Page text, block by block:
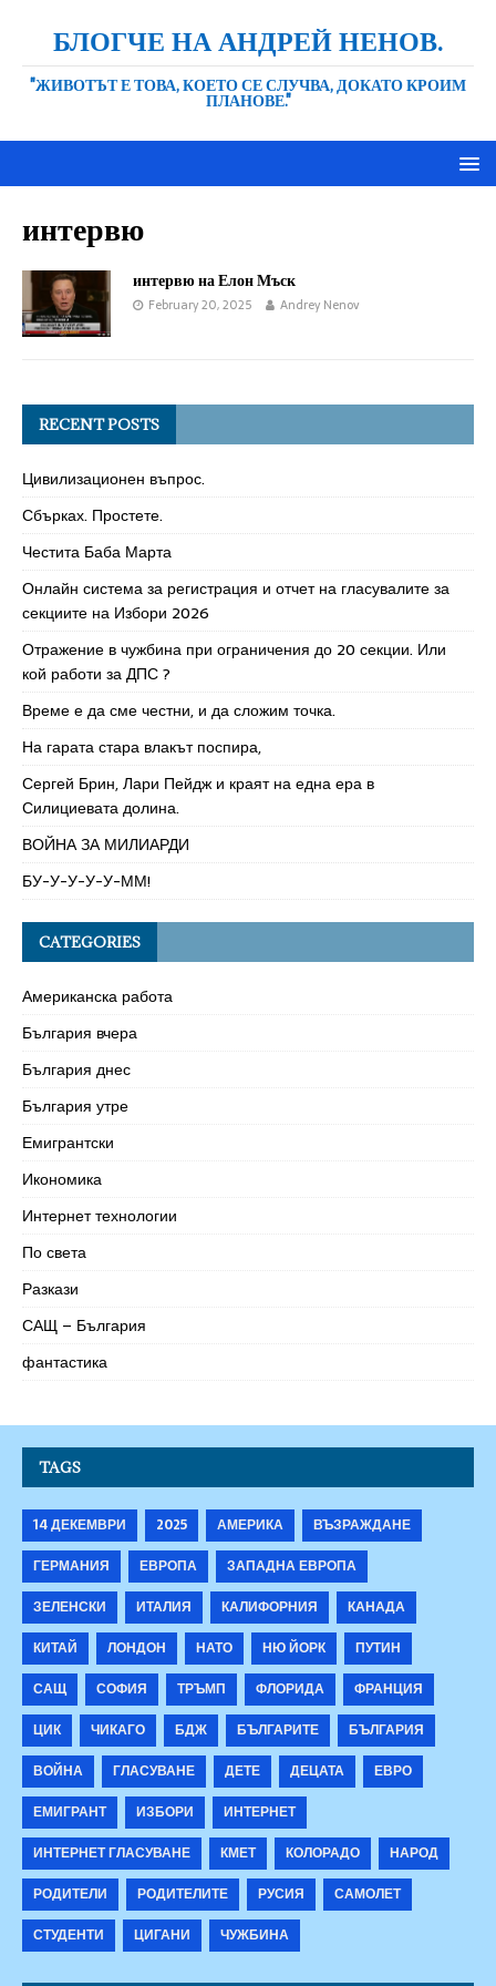
БЛОГЧЕ НА АНДРЕЙ НЕНОВ.
"ЖИВОТЪТ Е ТОВА, КОЕТО СЕ СЛУЧВА, ДОКАТО КРОИМ
ПЛАНОВЕ."
интервю
интервю на Елон Мъск
February 20, 2025 Andrey Nenov
RECENT POSTS
Цивилизационен въпрос.
Сбърках. Простете.
Честита Баба Марта
Онлайн система за регистрация и отчет на гласувалите за
секциите на Избори 2026
Отражение в чужбина при ограничения до 20 секции. Или
кой работи за ДПС ?
Време е да сме честни, и да сложим точка.
На гарата стара влакът поспира,
Сергей Брин, Лари Пейдж и краят на една ера в
Силициевата долина.
ВОЙНА ЗА МИЛИАРДИ
БУ-У-У-У-У-ММ!
CATEGORIES
Американска работа
България вчера
България днес
България утре
Емигрантски
Икономика
Интернет технологии
По света
Разкази
САЩ – България
фантастика
TAGS
14 ДЕКЕМВРИ 2025 АМЕРИКА
ВЪЗРАЖДАНЕ
ГЕРМАНИЯ
ЕВРОПА
ЗАПАДНА ЕВРОПА
ЗЕЛЕНСКИ
ИТАЛИЯ КАЛИФОРНИЯ
КАНАДА
КИТАЙ
ЛОНДОН НАТО НЮ ЙОРК
ПУТИН
САЩ
СОФИЯ ТРЪМП ФЛОРИДА
ФРАНЦИЯ
ЦИК
ЧИКАГО БДЖ БЪЛГАРИТЕ
БЪЛГАРИЯ
ВОЙНА
ГЛАСУВАНЕ ДЕТЕ ДЕЦАТА
ЕВРО
ЕМИГРАНТ
ИЗБОРИ
ИНТЕРНЕТ
ИНТЕРНЕТ ГЛАСУВАНЕ
КМЕТ КОЛОРАДО
НАРОД
РОДИТЕЛИ
РОДИТЕЛИТЕ РУСИЯ
САМОЛЕТ
СТУДЕНТИ
ЦИГАНИ ЧУЖБИНА